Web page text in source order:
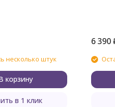
несколько штук
корзину
в 1 клик
6 390